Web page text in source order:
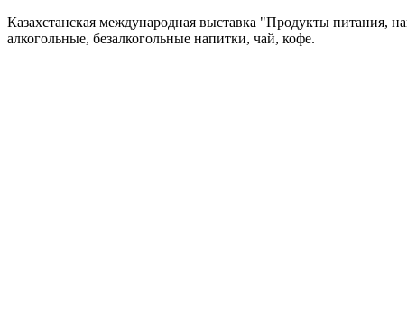
Казахстанская международная выставка "Продукты
алкогольные, безалкогольные напитки, чай, кофе.